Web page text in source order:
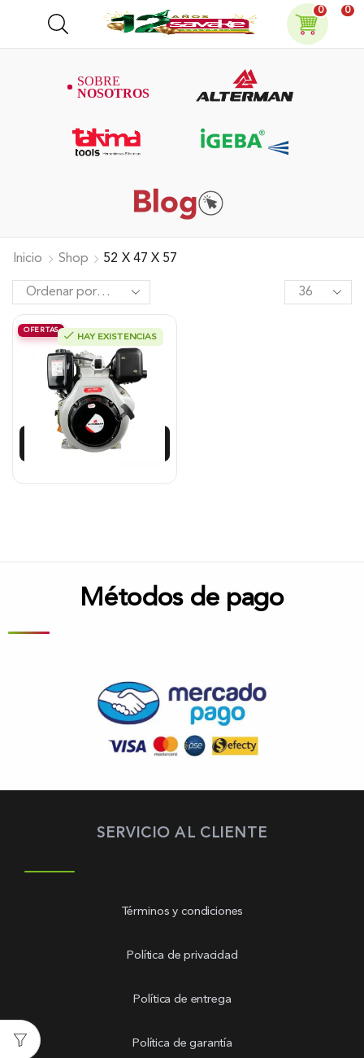
0 0
Inicio Shop 52 X 47 X 57
OFERTAS
HAY EXISTENCIAS
Motor Alterman Diesel 10Hp, 1800
Rpm Eje Cuña 1″, Xde10K-I.
2.210.142
$1.989.128
Añadir al carrito
Métodos de pago
SERVICIO AL CLIENTE
Términos y condiciones
Política de privacidad
Política de entrega
Política de garantía